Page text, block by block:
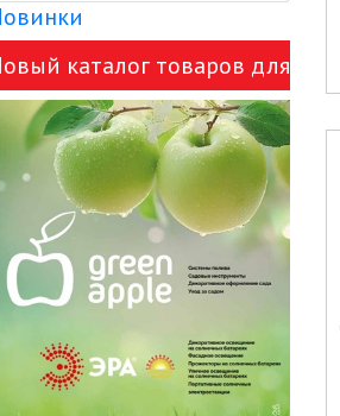
каталог товаров для
сада Green Apple и ЭРА!